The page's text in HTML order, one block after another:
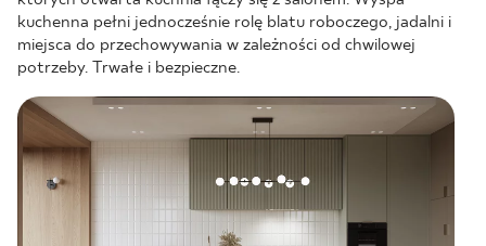
kuchenna pełni jednocześnie rolę blatu roboczego, jadalni i
miejsca do przechowywania w zależności od chwilowej
potrzeby. Trwałe i bezpieczne.